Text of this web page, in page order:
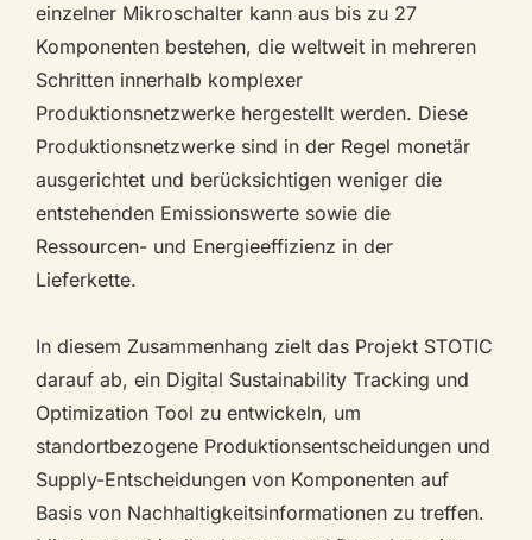
einzelner Mikroschalter kann aus bis zu 27
Komponenten bestehen, die weltweit in mehreren
Schritten innerhalb komplexer
Produktionsnetzwerke hergestellt werden. Diese
Produktionsnetzwerke sind in der Regel monetär
ausgerichtet und berücksichtigen weniger die
entstehenden Emissionswerte sowie die
Ressourcen- und Energieeffizienz in der
Lieferkette.
In diesem Zusammenhang zielt das Projekt STOTIC
darauf ab, ein Digital Sustainability Tracking und
Optimization Tool zu entwickeln, um
standortbezogene Produktionsentscheidungen und
Supply-Entscheidungen von Komponenten auf
Basis von Nachhaltigkeitsinformationen zu treffen.